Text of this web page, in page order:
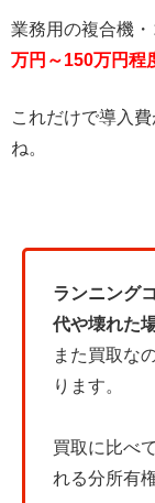
業務用の複合機・
万円～150万円程
これだけで導入
ね。
ランニング
代や壊れた
また買取な
ります。
買取に比べ
れる分所有